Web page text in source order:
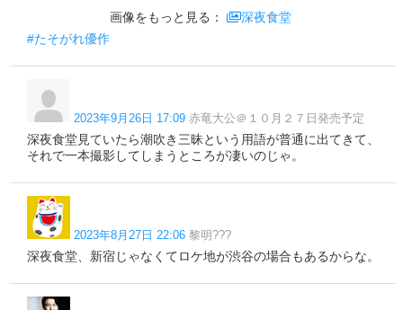
画像をもっと見る：
深夜食堂
#たそがれ優作
2023年9月26日 17:09 赤竜大公＠１０月２７日発売予定
深夜食堂見ていたら潮吹き三昧という用語が普通に出てきて、
それで一本撮影してしまうところが凄いのじゃ。
2023年8月27日 22:06 黎明??️?
深夜食堂、新宿じゃなくてロケ地が渋谷の場合もあるからな。